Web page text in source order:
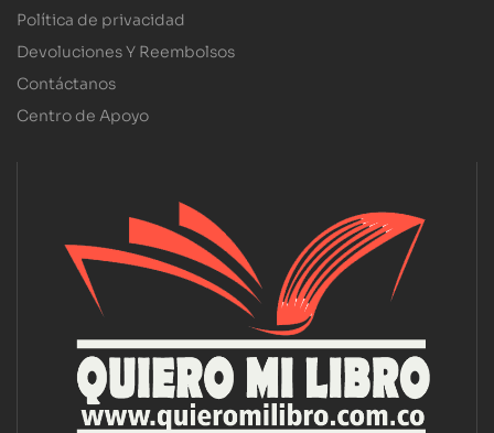
Política de privacidad
Devoluciones Y Reembolsos
Contáctanos
Centro de Apoyo